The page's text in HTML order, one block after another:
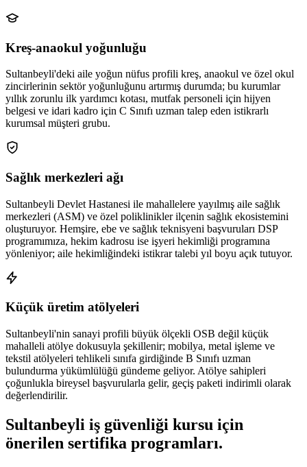
Kreş-anaokul yoğunluğu
Sultanbeyli'deki aile yoğun nüfus profili kreş, anaokul ve özel okul
zincirlerinin sektör yoğunluğunu artırmış durumda; bu kurumlar
yıllık zorunlu ilk yardımcı kotası, mutfak personeli için hijyen
belgesi ve idari kadro için C Sınıfı uzman talep eden istikrarlı
kurumsal müşteri grubu.
Sağlık merkezleri ağı
Sultanbeyli Devlet Hastanesi ile mahallelere yayılmış aile sağlık
merkezleri (ASM) ve özel poliklinikler ilçenin sağlık ekosistemini
oluşturuyor. Hemşire, ebe ve sağlık teknisyeni başvuruları DSP
programımıza, hekim kadrosu ise işyeri hekimliği programına
yönleniyor; aile hekimliğindeki istikrar talebi yıl boyu açık tutuyor.
Küçük üretim atölyeleri
Sultanbeyli'nin sanayi profili büyük ölçekli OSB değil küçük
mahalleli atölye dokusuyla şekillenir; mobilya, metal işleme ve
tekstil atölyeleri tehlikeli sınıfa girdiğinde B Sınıfı uzman
bulundurma yükümlülüğü gündeme geliyor. Atölye sahipleri
çoğunlukla bireysel başvurularla gelir, geçiş paketi indirimli olarak
değerlendirilir.
Sultanbeyli iş güvenliği kursu için
önerilen sertifika programları.